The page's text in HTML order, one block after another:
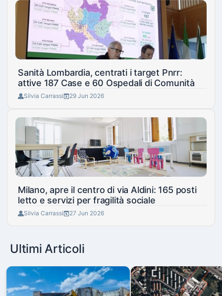
Sanità Lombardia, centrati i target Pnrr:
attive 187 Case e 60 Ospedali di Comunità
Silvia Carrassi 29 Jun 2026
Milano, apre il centro di via Aldini: 165 posti
letto e servizi per fragilità sociale
Silvia Carrassi 27 Jun 2026
Ultimi Articoli